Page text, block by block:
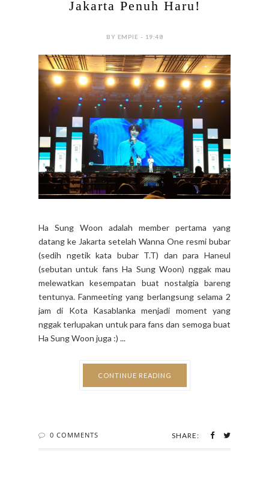
Jakarta Penuh Haru!
BY EMPIE - 19:48
Ha Sung Woon adalah member pertama yang
datang ke Jakarta setelah Wanna One resmi bubar
(sedih ngetik kata bubar T.T) dan para Haneul
(sebutan untuk fans Ha Sung Woon) nggak mau
melewatkan kesempatan buat nostalgia bareng
tentunya. Fanmeeting yang berlangsung selama 2
jam di Kota Kasablanka menjadi moment yang
nggak terlupakan untuk para fans dan semoga buat
Ha Sung Woon juga :) ...
CONTINUE READING
0 COMMENTS SHARE: